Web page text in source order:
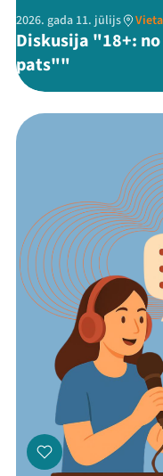
2026. gada 11. jūlijs
Diskusija "18+:
pats""